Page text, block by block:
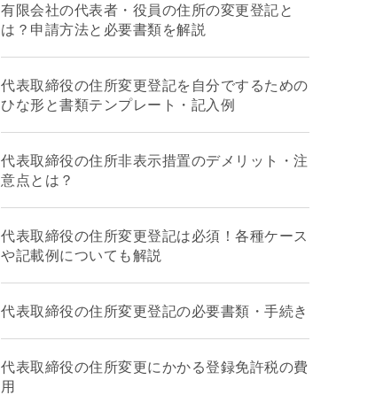
有限会社の代表者・役員の住所の変更登記と
は？申請方法と必要書類を解説
代表取締役の住所変更登記を自分でするための
ひな形と書類テンプレート・記入例
代表取締役の住所非表示措置のデメリット・注
意点とは？
代表取締役の住所変更登記は必須！各種ケース
や記載例についても解説
代表取締役の住所変更登記の必要書類・手続き
代表取締役の住所変更にかかる登録免許税の費
用